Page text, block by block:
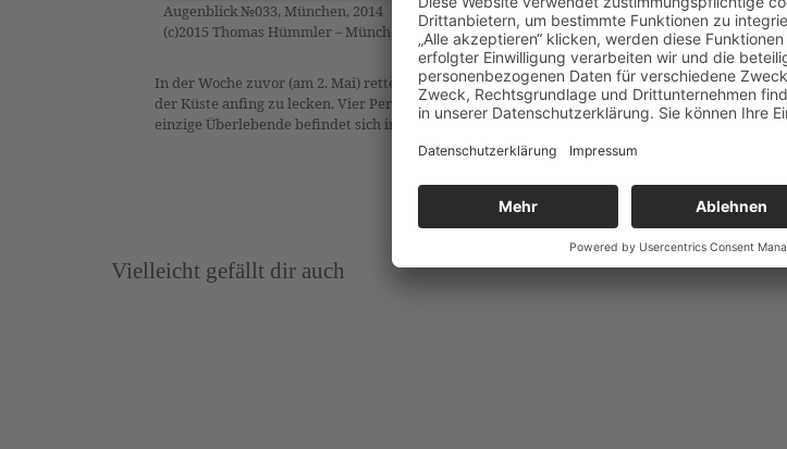
Augenblick №033, München, 2014
(c)2015 Thomas Hümmler – München · Grafing
In der Woche zuvor (am 2. Mai) rettete die libysche Küstenwache 80 Menschen aus Eritrea,
der Küste anfing zu lecken. Vier Personen ertranken dabei. Zwei Tage davor fand die
einzige Überlebende befindet sich in kritischem Zustand und wird medizinisch versorgt, die 40
Vielleicht gefällt dir auch